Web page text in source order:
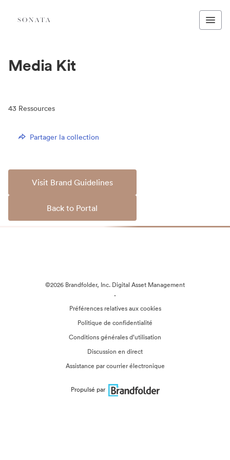
Media Kit
43 Ressources
Partager la collection
Visit Brand Guidelines
Back to Portal
©2026 Brandfolder, Inc. Digital Asset Management
·
Préférences relatives aux cookies
Politique de confidentialité
Conditions générales d’utilisation
Discussion en direct
Assistance par courrier électronique
Propulsé par